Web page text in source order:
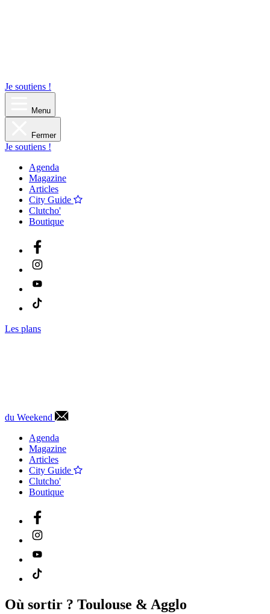
Je soutiens !
Menu
Fermer
Je soutiens !
Agenda
Magazine
Articles
City Guide
Clutcho'
Boutique
Les plans
du Weekend
Agenda
Magazine
Articles
City Guide
Clutcho'
Boutique
Où sortir ? Toulouse & Agglo